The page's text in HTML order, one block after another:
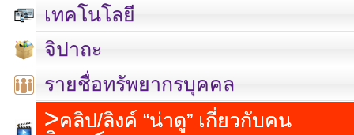
เทคโนโลยี
จิปาถะ
รายชื่อทรัพยากรบุคคล
คลิป/ลิงค์ “น่าดู” เกี่ยวกับคน